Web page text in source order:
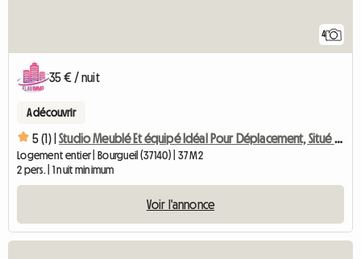
4
35 € / nuit
A découvrir
5 (1) | Studio Meublé Et équipé Idéal Pour Déplacement, Situé Dans L
Logement entier | Bourgueil (37140) | 37 M2
2 pers. | 1 nuit minimum
Voir l'annonce